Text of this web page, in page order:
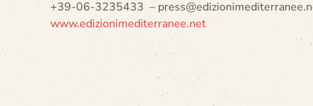
+39-06-3235433 –
www.edizionimediterranee.net